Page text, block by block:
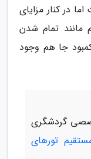
در کنار مزایای
تمام شدن
جا هم وجود
گردشگری
مستقیم تورهای